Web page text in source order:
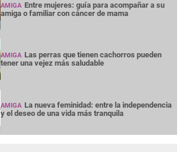
AMIGA Entre mujeres: guía para acompañar a su
amiga o familiar con cáncer de mama
AMIGA Las perras que tienen cachorros pueden
tener una vejez más saludable
AMIGA La nueva feminidad: entre la independencia
y el deseo de una vida más tranquila